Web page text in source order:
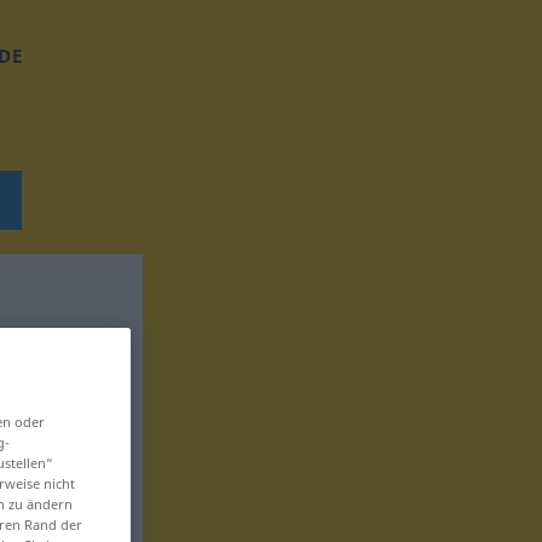
DE
oder
nicht
zu ändern
Rand der